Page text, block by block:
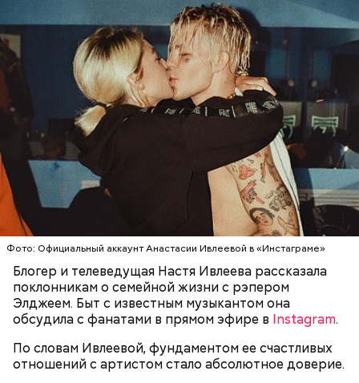
Фото: Официальный аккаунт Анастасии Ивлеевой в «Инстаграме»
Блогер и телеведущая Настя Ивлеева рассказала
поклонникам о семейной жизни с рэпером
Элджеем. Быт с известным музыкантом она
обсудила с фанатами в прямом эфире в Instagram.
По словам Ивлеевой, фундаментом ее счастливых
отношений с артистом стало абсолютное доверие.
За свою земную жизнь он совершил множество
добрых дел во славу Божию.
Очищенный сырой салатный сельдерей
нашинковать соломкой. Яблоки очистить от
кожицы и семян, нарезать ломтиками. Так же
нарезать вареный картофель. Продукты
перемешать, полить салатной заправкой, выложить
в салатник горкой и украсить веточками
сельдерея, кусочками свежих помидоров и